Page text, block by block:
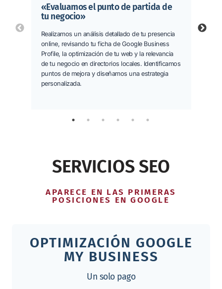
PREVIOUS
«Evaluamos el punto de partida de
tu negocio»
Realizamos un análisis detallado de tu presencia
online, revisando tu ficha de Google Business
Profile, la optimización de tu web y la relevancia
de tu negocio en directorios locales. Identificamos
puntos de mejora y diseñamos una estrategia
personalizada.
NEXT
SERVICIOS SEO
APARECE EN LAS PRIMERAS
POSICIONES EN GOOGLE
OPTIMIZACIÓN GOOGLE
MY BUSINESS
Un solo pago